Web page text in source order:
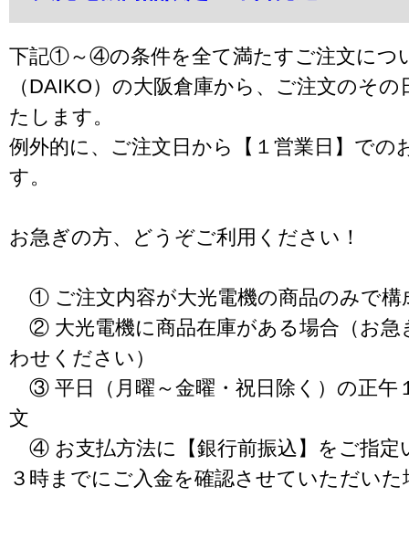
下記①～④の条件を全て満たすご注文につ
（DAIKO）の大阪倉庫から、ご注文のそ
たします。
例外的に、ご注文日から【１営業日】での
す。
お急ぎの方、どうぞご利用ください！
① ご注文内容が大光電機の商品のみで構
② 大光電機に商品在庫がある場合（お急
わせください）
③ 平日（月曜～金曜・祝日除く）の正午
文
④ お支払方法に【銀行前振込】をご指定
３時までにご入金を確認させていただいた